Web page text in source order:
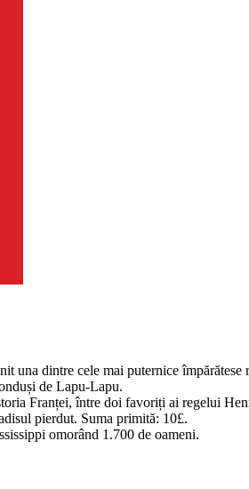
una dintre cele mai puternice
de Lapu-Lapu.
Franței, între doi favoriți ai regelui
pierdut. Suma primită: 10£.
omorând 1.700 de oameni.